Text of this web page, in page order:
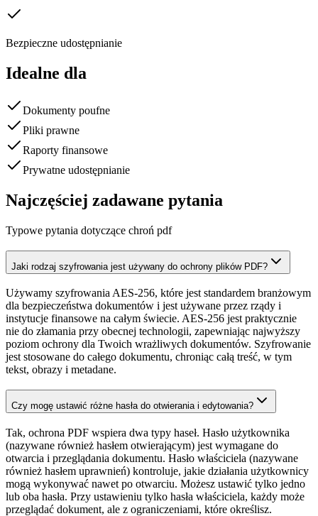
Bezpieczne udostępnianie
Idealne dla
Dokumenty poufne
Pliki prawne
Raporty finansowe
Prywatne udostępnianie
Najczęściej zadawane pytania
Typowe pytania dotyczące chroń pdf
Jaki rodzaj szyfrowania jest używany do ochrony plików PDF?
Używamy szyfrowania AES-256, które jest standardem branżowym
dla bezpieczeństwa dokumentów i jest używane przez rządy i
instytucje finansowe na całym świecie. AES-256 jest praktycznie
nie do złamania przy obecnej technologii, zapewniając najwyższy
poziom ochrony dla Twoich wrażliwych dokumentów. Szyfrowanie
jest stosowane do całego dokumentu, chroniąc całą treść, w tym
tekst, obrazy i metadane.
Czy mogę ustawić różne hasła do otwierania i edytowania?
Tak, ochrona PDF wspiera dwa typy haseł. Hasło użytkownika
(nazywane również hasłem otwierającym) jest wymagane do
otwarcia i przeglądania dokumentu. Hasło właściciela (nazywane
również hasłem uprawnień) kontroluje, jakie działania użytkownicy
mogą wykonywać nawet po otwarciu. Możesz ustawić tylko jedno
lub oba hasła. Przy ustawieniu tylko hasła właściciela, każdy może
przeglądać dokument, ale z ograniczeniami, które określisz.